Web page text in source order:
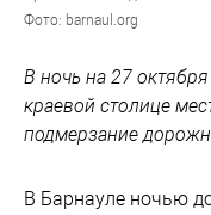
Фото: barnaul.org
В ночь на 27
краевой столице
подмерзание
В Барнауле ночью